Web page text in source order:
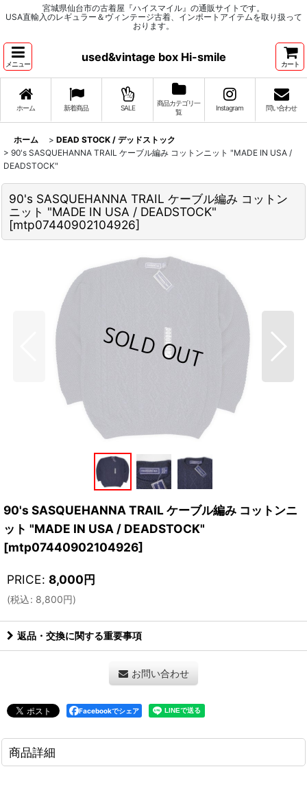
宮城県仙台市の古着屋『ハイスマイル』の通販サイトです。
USA直輸入のレギュラー＆ヴィンテージ古着、インポートアイテムを取り扱って
おります。
メニュー
used&vintage box Hi-smile
カート
ホーム 新着商品 SALE
商品カテゴリ一
覧
Instagram 問い合わせ
ホーム > DEAD STOCK / デッドストック
> 90's SASQUEHANNA TRAIL ケーブル編み コットンニット "MADE IN USA /
DEADSTOCK"
90's SASQUEHANNA TRAIL ケーブル編み コットン
ニット "MADE IN USA / DEADSTOCK"
[mtp07440902104926]
90's SASQUEHANNA TRAIL ケーブル編み コットンニ
ット "MADE IN USA / DEADSTOCK"
[mtp07440902104926]
PRICE: 8,000円
(税込: 8,800円)
返品・交換に関する重要事項
お問い合わせ
Facebookでシェア
商品詳細